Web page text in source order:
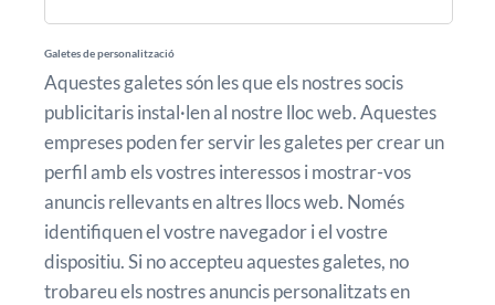
Galetes de personalització
Aquestes galetes són les que els nostres socis
publicitaris instal·len al nostre lloc web. Aquestes
empreses poden fer servir les galetes per crear un
perfil amb els vostres interessos i mostrar-vos
anuncis rellevants en altres llocs web. Només
identifiquen el vostre navegador i el vostre
dispositiu. Si no accepteu aquestes galetes, no
trobareu els nostres anuncis personalitzats en